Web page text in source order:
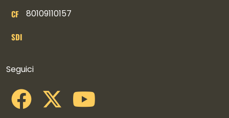
CF 80109110157
SDI
Seguici